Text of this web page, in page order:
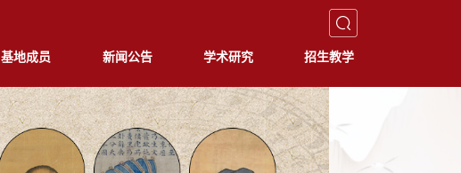
基地成员 新闻公告 学术研究 招生教学